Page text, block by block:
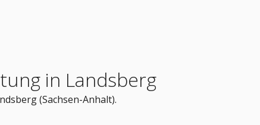
in Landsberg
(Sachsen-Anhalt).